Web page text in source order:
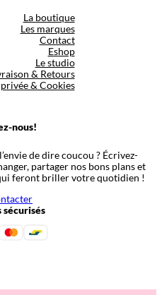
La boutique
Les marques
Contact
Eshop
Le studio
& Retours
& Cookies
nous!
de dire coucou ? Écrivez-
partager nos bons plans et
feront briller votre quotidien !